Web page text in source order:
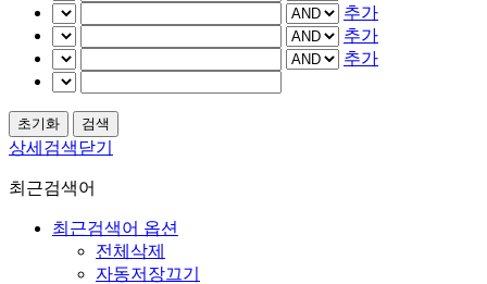
추가
추가
추가
상세검색닫기
최근검색어
최근검색어 옵션
전체삭제
자동저장끄기